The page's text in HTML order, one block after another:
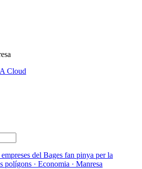
Cloud
del Bages fan pinya per la
polígons · Economia · Manresa